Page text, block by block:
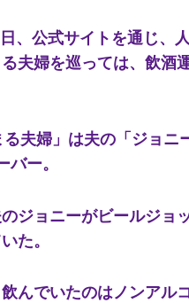
公式サイトを通じ、
夫婦を巡っては、飲酒
夫婦」は夫の「ジョニ
バー。
ジョニーがビールジョ
た。
んでいたのはノンアル